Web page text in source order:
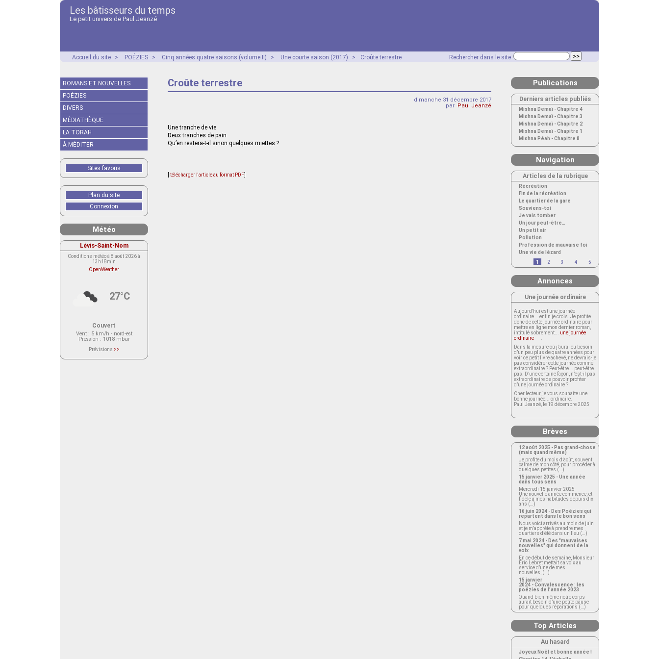
Les bâtisseurs du temps
Le petit univers de Paul Jeanzé
Rechercher dans le site
Accueil du site > POÉZIES > Cinq années quatre saisons (volume II) > Une courte saison (2017) > Croûte terrestre
Croûte terrestre
dimanche 31 décembre 2017
par Paul Jeanzé
Une tranche de vie
Deux tranches de pain
Qu’en restera-t-il sinon quelques miettes ?
télécharger l'article au format PDF
ROMANS ET NOUVELLES
POÉZIES
DIVERS
MÉDIATHÈQUE
LA TORAH
À MÉDITER
Sites favoris
Plan du site
Connexion
Météo
Lévis-Saint-Nom
Conditions météo à 8 août 2026 à
13h18min
OpenWeather
27°C
Couvert
Vent: 5 km/h - nord-est
Pression : 1018 mbar
Prévisions >>
actuellement aucune prévision
Publications
Derniers articles publiés
Mishna Demaï - Chapitre 4
Mishna Demaï - Chapitre 3
Mishna Demaï - Chapitre 2
Mishna Demaï - Chapitre 1
Mishna Péah - Chapitre 8
Navigation
Articles de la rubrique
Récréation
Fin de la récréation
Le quartier de la gare
Souviens-toi
Je vais tomber
Un jour peut-être…
Un petit air
Pollution
Profession de mauvaise foi
Une vie de lézard
1
2 3 4 5
Annonces
Une journée ordinaire
Aujourd’hui est une journée
ordinaire... enfin je crois. Je profite
donc de cette journée ordinaire pour
mettre en ligne mon dernier roman,
intitulé sobrement... une journée
ordinaire
Dans la mesure où j’aurai eu besoin
d’un peu plus de quatre années pour
voir ce petit livre achevé, ne devrais-je
pas considérer cette journée comme
extraordinaire ? Peut-être... peut-être
pas. D’une certaine façon, n’est-il pas
extraordinaire de pouvoir profiter
d’une journée ordinaire ?
Cher lecteur, je vous souhaite une
bonne journée... ordinaire.
Paul Jeanzé, le 19 décembre 2025
Brèves
12 août 2025 - Pas grand-chose
(mais quand même)
Je profite du mois d’août, souvent
calme de mon côté, pour procéder à
quelques petites (…)
15 janvier 2025 - Une année
dans tous sens
Mercredi 15 janvier 2025
Une nouvelle année commence, et
fidèle à mes habitudes depuis dix
ans (…)
16 juin 2024 - Des Poézies qui
repartent dans le bon sens
Nous voici arrivés au mois de juin
et je m’apprête à prendre mes
quartiers d’été dans un lieu (…)
7 mai 2024 - Des "mauvaises
nouvelles" qui donnent de la
voix
En ce début de semaine, Monsieur
Éric Lebret mettait sa voix au
service d’une de mes
nouvelles, (…)
15 janvier
2024 - Convalescence : les
poézies de l’année 2023
Quand bien même notre corps
aurait besoin d’une petite pause
pour quelques réparations (…)
Top Articles
Au hasard
Joyeux Noël et bonne année !